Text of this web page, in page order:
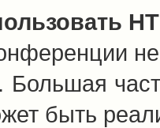
Большая
быть